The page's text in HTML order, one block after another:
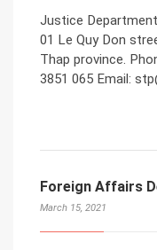
Justice
01 Le Quy Don
Thap province.
3851 065 Email:
Foreign Affairs
March 15, 2021